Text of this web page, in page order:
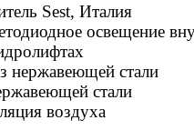
Sest, Италия
освещение
нержавеющей стали
стали
воздуха